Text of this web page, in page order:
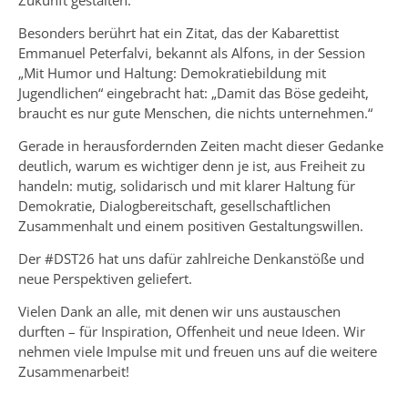
Besonders berührt hat ein Zitat, das der Kabarettist
Emmanuel Peterfalvi, bekannt als Alfons, in der Session
„Mit Humor und Haltung: Demokratiebildung mit
Jugendlichen“ eingebracht hat: „Damit das Böse gedeiht,
braucht es nur gute Menschen, die nichts unternehmen.“
Gerade in herausfordernden Zeiten macht dieser Gedanke
deutlich, warum es wichtiger denn je ist, aus Freiheit zu
handeln: mutig, solidarisch und mit klarer Haltung für
Demokratie, Dialogbereitschaft, gesellschaftlichen
Zusammenhalt und einem positiven Gestaltungswillen.
Der #DST26 hat uns dafür zahlreiche Denkanstöße und
neue Perspektiven geliefert.
Vielen Dank an alle, mit denen wir uns austauschen
durften – für Inspiration, Offenheit und neue Ideen. Wir
nehmen viele Impulse mit und freuen uns auf die weitere
Zusammenarbeit!